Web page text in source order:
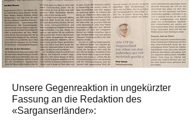
Unsere Gegenreaktion in ungekürzter
Fassung an die Redaktion des
«Sarganserländer»: